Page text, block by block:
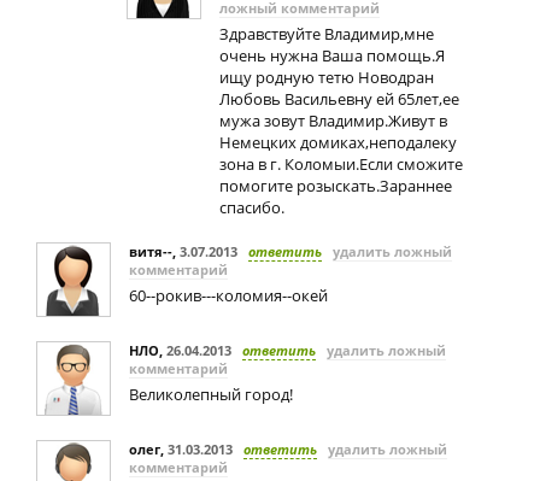
ложный комментарий
Здравствуйте Владимир,мне
очень нужна Ваша помощь.Я
ищу родную тетю Новодран
Любовь Васильевну ей 65лет,ее
мужа зовут Владимир.Живут в
Немецких домиках,неподалеку
зона в г. Коломыи.Если сможите
помогите розыскать.Зараннее
спасибо.
витя--, 3.07.2013 ответить удалить ложный
комментарий
60--рокив---коломия--окей
НЛО, 26.04.2013 ответить удалить ложный
комментарий
Великолепный город!
олег, 31.03.2013 ответить удалить ложный
комментарий